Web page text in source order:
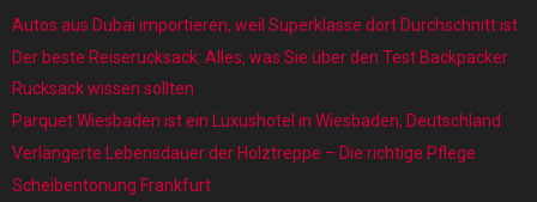
Autos aus Dubai importieren, weil Superklasse dort Durchschnitt ist
Der beste Reiserucksack: Alles, was Sie über den Test Backpacker
Rucksack wissen sollten
Parquet Wiesbaden ist ein Luxushotel in Wiesbaden, Deutschland.
Verlängerte Lebensdauer der Holztreppe – Die richtige Pflege
Scheibentonung Frankfurt